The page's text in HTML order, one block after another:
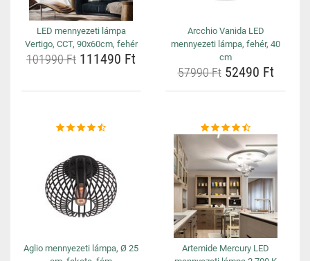
LED mennyezeti lámpa
Vertigo, CCT, 90x60cm, fehér
101990 Ft 111490 Ft
Arcchio Vanida LED
mennyezeti lámpa, fehér, 40
cm
57990 Ft52490 Ft
Aglio mennyezeti lámpa, Ø 25
Artemide Mercury LED